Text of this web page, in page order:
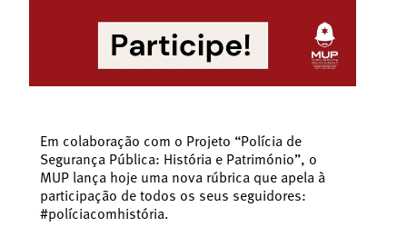
Em colaboração com o Projeto “Polícia de
Segurança Pública: História e Património”, o
MUP lança hoje uma nova rúbrica que apela à
participação de todos os seus seguidores:
#políciacomhistória.